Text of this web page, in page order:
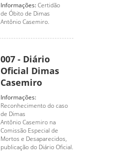
Informações:Certidão
de Óbito de Dimas
Antônio Casemiro.
007 - Diário
Oficial Dimas
Casemiro
Informações:
Reconhecimento do caso
de Dimas
Antônio Casemiro na
Comissão Especial de
Mortos e Desaparecidos,
publicação do Diário Oficial.